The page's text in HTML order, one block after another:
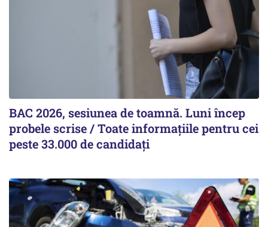
BAC 2026, sesiunea de toamnă. Luni încep
probele scrise / Toate informațiile pentru cei
peste 33.000 de candidați